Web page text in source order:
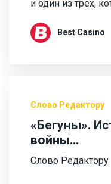
и один из трех,
Best Casino
Слово Редактору
«Бегуны».
войны…
Слово Редактору